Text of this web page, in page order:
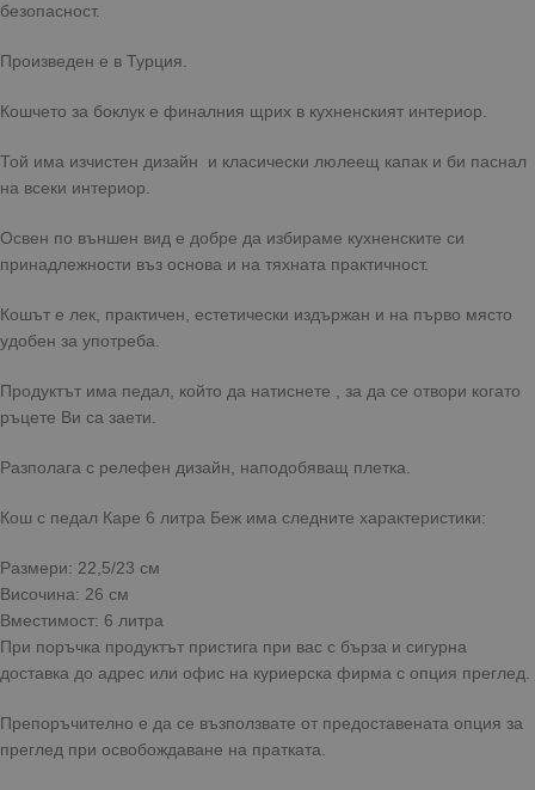
безопасност.
Произведен е в Турция.
Кошчето за боклук е финалния щрих в кухненският интериор.
Той има изчистен дизайн и класически люлеещ капак и би паснал
на всеки интериор.
Освен по външен вид е добре да избираме кухненските си
принадлежности въз основа и на тяхната практичност.
Кошът е лек, практичен, естетически издържан и на първо място
удобен за употреба.
Продуктът има педал, който да натиснете , за да се отвори когато
ръцете Ви са заети.
Разполага с релефен дизайн, наподобяващ плетка.
Кош с педал Каре 6 литра Беж има следните характеристики:
Размери: 22,5/23 см
Височина: 26 см
Вместимост: 6 литра
При поръчка продуктът пристига при вас с бърза и сигурна
доставка до адрес или офис на куриерска фирма с опция преглед.
Препоръчително е да се възползвате от предоставената опция за
преглед при освобождаване на пратката.